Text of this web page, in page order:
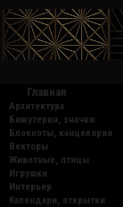
Главная
Архитектура
Бижутерия, значки
Блокноты, канцелярия
Векторы
Животные, птицы
Игрушки
Интерьер
Календари, открытки